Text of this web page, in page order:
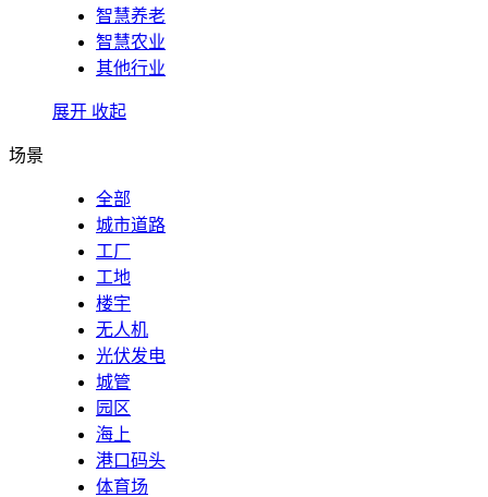
智慧养老
智慧农业
其他行业
展开 收起
场景
全部
城市道路
工厂
工地
楼宇
无人机
光伏发电
城管
园区
海上
港口码头
体育场